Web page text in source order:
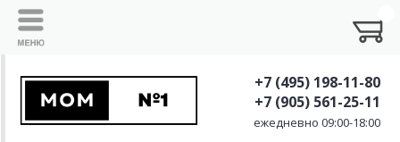
+7 (495) 198-11-80
+7 (905) 561-25-11
ежедневно 09:00-18:00